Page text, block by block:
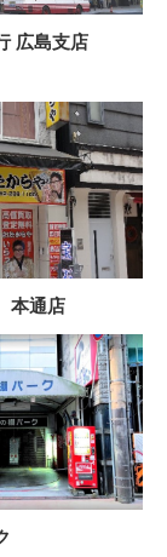
広島支店
本通店